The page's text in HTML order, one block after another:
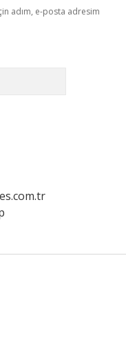
adım, e-posta adresim